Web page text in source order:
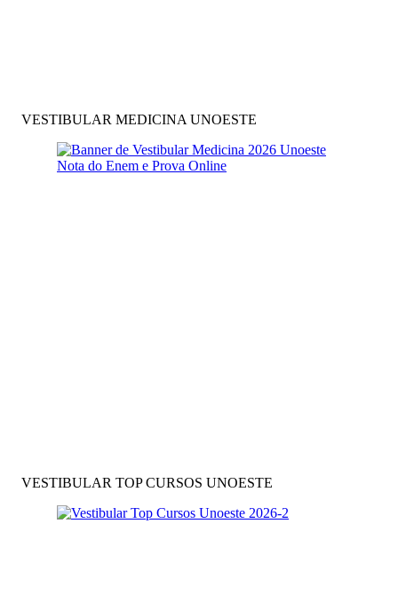
VESTIBULAR MEDICINA UNOESTE
VESTIBULAR TOP CURSOS UNOESTE